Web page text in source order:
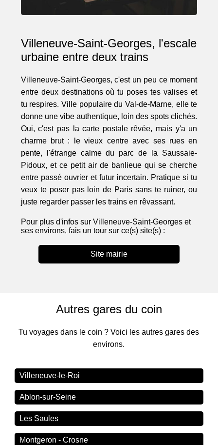
Villeneuve-Saint-Georges, l'escale
urbaine entre deux trains
Villeneuve-Saint-Georges, c'est un peu ce moment
entre deux destinations où tu poses tes valises et
tu respires. Ville populaire du Val-de-Marne, elle te
donne une vibe authentique, loin des spots clichés.
Oui, c'est pas la carte postale rêvée, mais y'a un
charme brut : le vieux centre avec ses rues en
pente, l'étrange calme du parc de la Saussaie-
Pidoux, et ce petit air de banlieue qui se cherche
entre passé ouvrier et futur incertain. Pratique si tu
veux te poser pas loin de Paris sans te ruiner, ou
juste regarder passer les trains en rêvassant.
Pour plus d'infos sur Villeneuve-Saint-Georges et
ses environs, fais un tour sur ce(s) site(s) :
Site mairie
Autres gares du coin
Tu voyages dans le coin ? Voici les autres gares des
environs.
Villeneuve-le-Roi
Ablon-sur-Seine
Les Saules
Montgeron - Crosne